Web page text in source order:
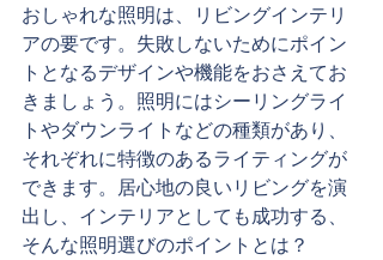
おしゃれな照明は、リビングインテリ
アの要です。失敗しないためにポイン
トとなるデザインや機能をおさえてお
きましょう。照明にはシーリングライ
トやダウンライトなどの種類があり、
それぞれに特徴のあるライティングが
できます。居心地の良いリビングを演
出し、インテリアとしても成功する、
そんな照明選びのポイントとは？